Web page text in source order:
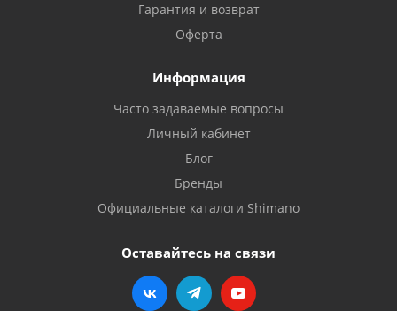
Гарантия и возврат
Оферта
Информация
Часто задаваемые вопросы
Личный кабинет
Блог
Бренды
Официальные каталоги Shimano
Оставайтесь на связи